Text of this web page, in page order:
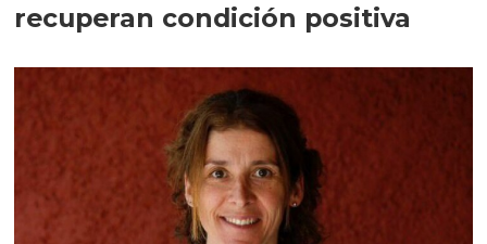
recuperan condición positiva